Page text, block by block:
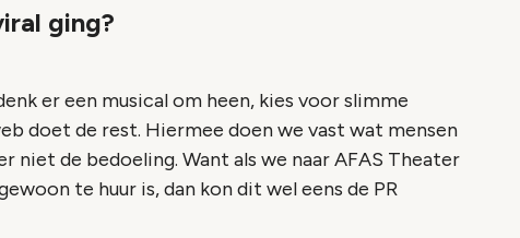
ging?
er een musical om heen, kies voor slimme
doet de rest. Hiermee doen we vast wat mensen
niet de bedoeling. Want als we naar AFAS Theater
te huur is, dan kon dit wel eens de PR